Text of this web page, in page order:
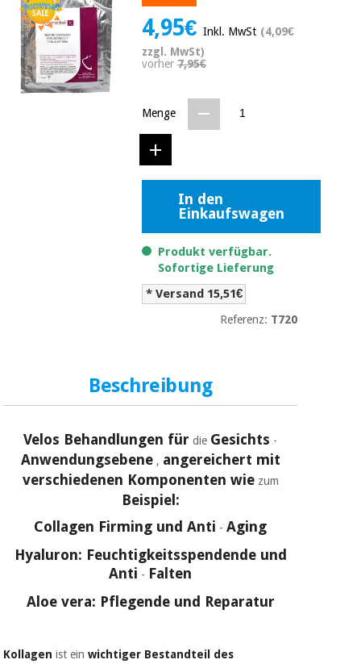
Angebote
Traditionelle
chinesische
medizin
Klinische
Sanitärkleiderschränke
Veterinärmedizin
Chirurgische
instrumente
Nachricht
Medizinische
ausrüstung
Traditionelle
chinesische
pilates
Sanitärkleiderschränke
4,95€ Inkl. MwSt (4,09€
zzgl. MwSt)
vorher7,95€
Menge
In den
Einkaufswagen
Produkt verfügbar.
Sofortige Lieferung
* Versand 15,51€
Referenz: T720
Beschreibung
Velos Behandlungen für die Gesichts -
Anwendungsebene, angereichert mit
verschiedenen Komponenten wiezum
Beispiel:
Collagen Firming und Anti -Aging
Hyaluron: Feuchtigkeitsspendende und
Anti - Falten
Aloe vera: Pflegende und Reparatur
Kollagen ist einwichtiger Bestandteil des